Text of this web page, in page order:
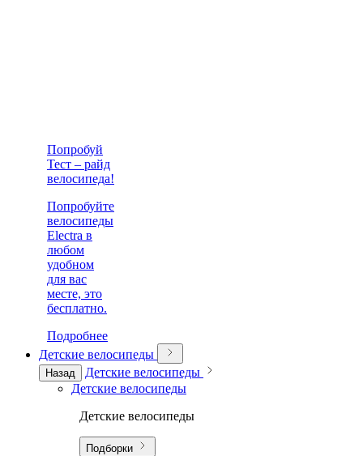
Попробуй
Тест – райд
велосипеда!
Попробуйте
велосипеды
Electra в
любом
удобном
для вас
месте, это
бесплатно.
Подробнее
Детские велосипеды
Назад
Детские велосипеды
Детские велосипеды
Детские велосипеды
Подборки